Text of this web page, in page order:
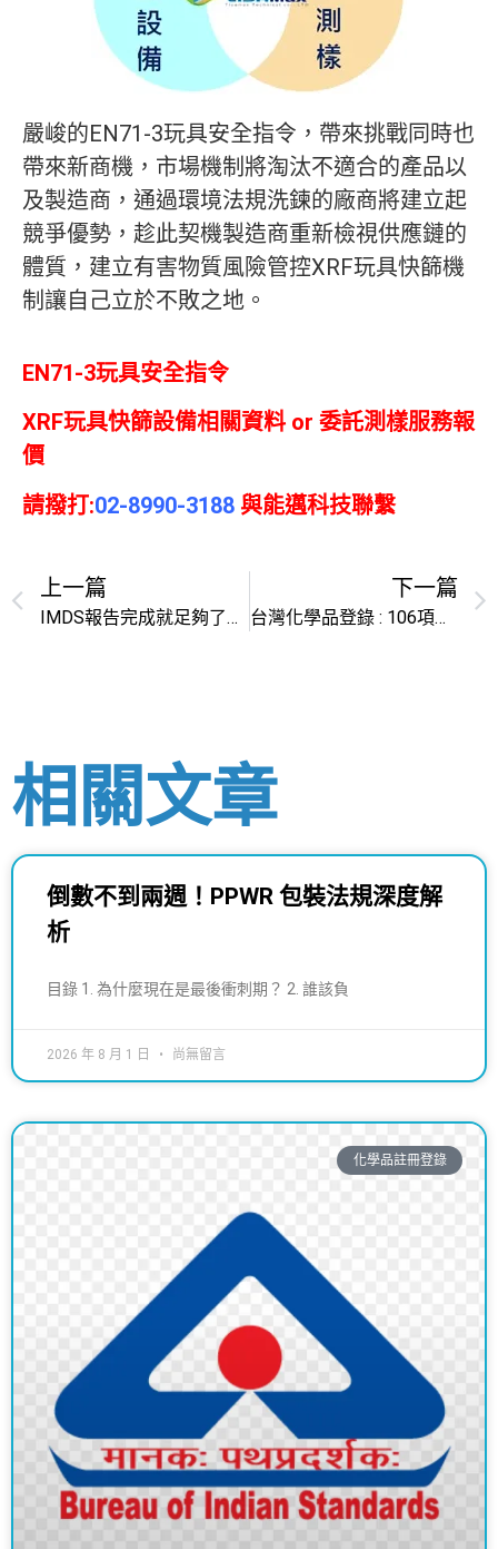
嚴峻的EN71-3玩具安全指令，帶來挑戰同時也
帶來新商機，市場機制將淘汰不適合的產品以
及製造商，通過環境法規洗鍊的廠商將建立起
競爭優勢，趁此契機製造商重新檢視供應鏈的
體質，建立有害物質風險管控XRF玩具快篩機
制讓自己立於不敗之地。
EN71-3玩具安全指令
XRF玩具快篩設備相關資料 or 委託測樣服務報
價
請撥打:02-8990-3188 與能邁科技聯繫
上一篇
IMDS報告完成就足夠了嗎？你同時也需要檢測分析！！
下一篇
台灣化學品登錄 : 106項化學物質需標準登錄
相關文章
倒數不到兩週！PPWR 包裝法規深度解
析
目錄 1. 為什麼現在是最後衝刺期？ 2. 誰該負
2026 年 8 月 1 日 尚無留言
化學品註冊登錄